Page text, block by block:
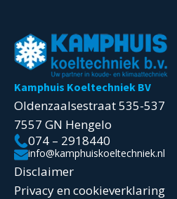
Kamphuis Koeltechniek BV
Oldenzaalsestraat 535-537
7557 GN Hengelo
074 – 2918440
info@kamphuiskoeltechniek.nl
Disclaimer
Privacy en cookieverklaring